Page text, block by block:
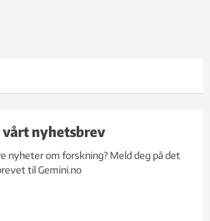
vårt nyhetsbrev
nyheter om forskning? Meld deg på det
til Gemini.no